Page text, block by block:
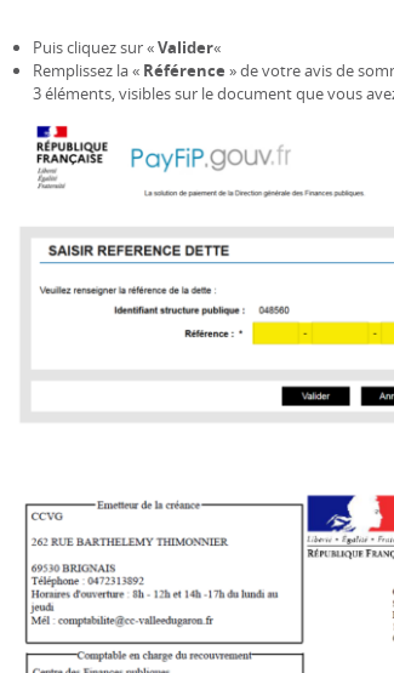
Puis cliquez sur «Valider«
Remplissez la « Référence » de votre avis de
3 éléments, visibles sur le document que vous